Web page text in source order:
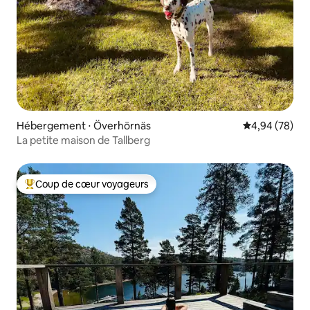
Hébergement ⋅ Överhörnäs Évaluation
4,94 (78)
La petite maison de Tallberg
Coups de cœur voyageurs les plus appréciés
Coup de cœur voyageurs